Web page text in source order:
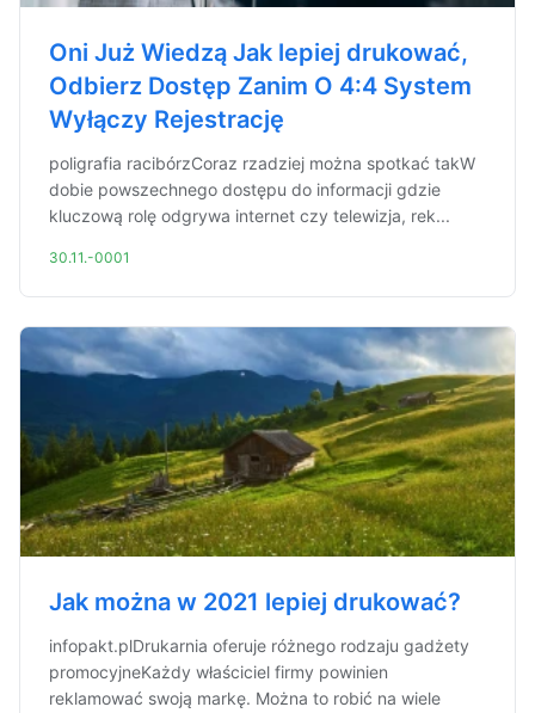
Oni Już Wiedzą Jak lepiej drukować,
Odbierz Dostęp Zanim O 4:4 System
Wyłączy Rejestrację
poligrafia racibórzCoraz rzadziej można spotkać takW
dobie powszechnego dostępu do informacji gdzie
kluczową rolę odgrywa internet czy telewizja, rek...
30.11.-0001
Jak można w 2021 lepiej drukować?
infopakt.plDrukarnia oferuje różnego rodzaju gadżety
promocyjneKażdy właściciel firmy powinien
reklamować swoją markę. Można to robić na wiele